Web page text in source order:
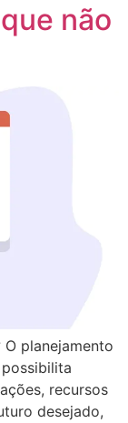
não
O planejamento
recursos
desejado,